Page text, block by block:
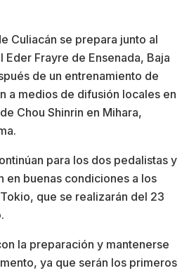
Culiacán se prepara junto al
Frayre de Ensenada, Baja
de un entrenamiento de
a medios de difusión locales en
Chou Shinrin en Mihara,
para los dos pedalistas y
en buenas condiciones a los
que se realizarán del 23
la preparación y mantenerse
ya que serán los primeros